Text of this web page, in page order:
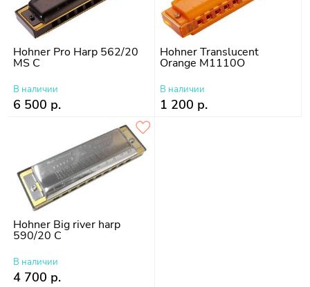
Hohner Pro Harp 562/20
MS C
В наличии
6 500 р.
Hohner Translucent
Orange M1110O
В наличии
1 200 р.
Hohner Big river harp
590/20 C
В наличии
4 700 р.